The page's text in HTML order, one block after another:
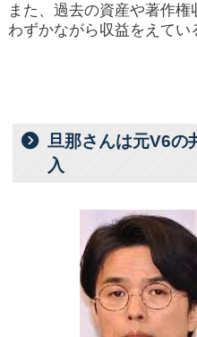
また、過去の資産や著作権
わずかながら収益をえてい
旦那さんは元V6の
入